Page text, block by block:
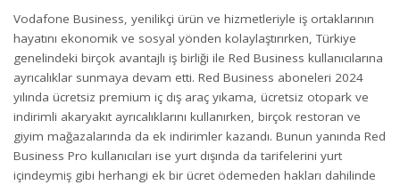
Vodafone Business, yenilikçi ürün ve hizmetleriyle iş ortaklarının
hayatını ekonomik ve sosyal yönden kolaylaştırırken, Türkiye
genelindeki birçok avantajlı iş birliği ile Red Business kullanıcılarına
ayrıcalıklar sunmaya devam etti. Red Business aboneleri 2024
yılında ücretsiz premium iç dış araç yıkama, ücretsiz otopark ve
indirimli akaryakıt ayrıcalıklarını kullanırken, birçok restoran ve
giyim mağazalarında da ek indirimler kazandı. Bunun yanında Red
Business Pro kullanıcıları ise yurt dışında da tarifelerini yurt
içindeymiş gibi herhangi ek bir ücret ödemeden hakları dahilinde